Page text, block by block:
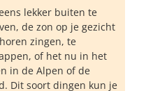
lekker buiten te
de zon op je gezicht
zingen, te
of het nu in het
in de Alpen of de
Dit soort dingen kun je